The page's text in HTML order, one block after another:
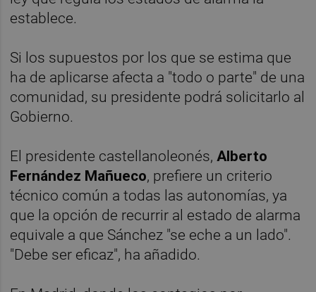
establece.
Si los supuestos por los que se estima que
ha de aplicarse afecta a "todo o parte" de una
comunidad, su presidente podrá solicitarlo al
Gobierno.
El presidente castellanoleonés, Alberto
Fernández Mañueco, prefiere un criterio
técnico común a todas las autonomías, ya
que la opción de recurrir al estado de alarma
equivale a que Sánchez "se eche a un lado".
"Debe ser eficaz", ha añadido.